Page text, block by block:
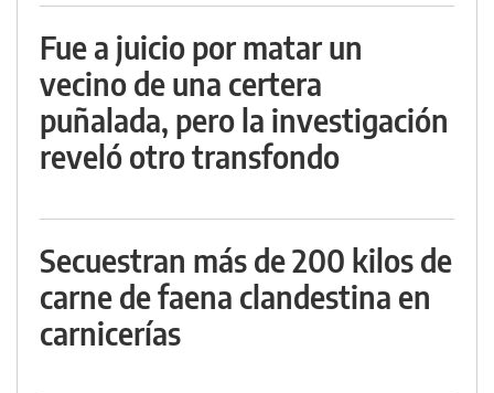
Fue a juicio por matar un
vecino de una certera
puñalada, pero la investigación
reveló otro transfondo
Secuestran más de 200 kilos de
carne de faena clandestina en
carnicerías